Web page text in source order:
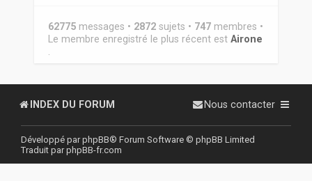
62775messages • 2872sujets • 747membres •
Le membre enregistré le plus récent est Airone
.
INDEX DU FORUM Nous contacter
Développé parphpBB® Forum Software © phpBB Limited
Traduit parphpBB-fr.com